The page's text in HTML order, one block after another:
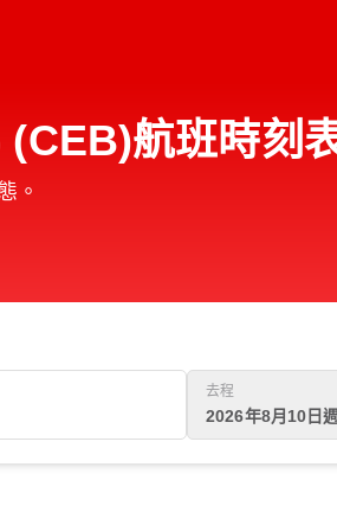
航班時刻
。
去程
2026年8月10日